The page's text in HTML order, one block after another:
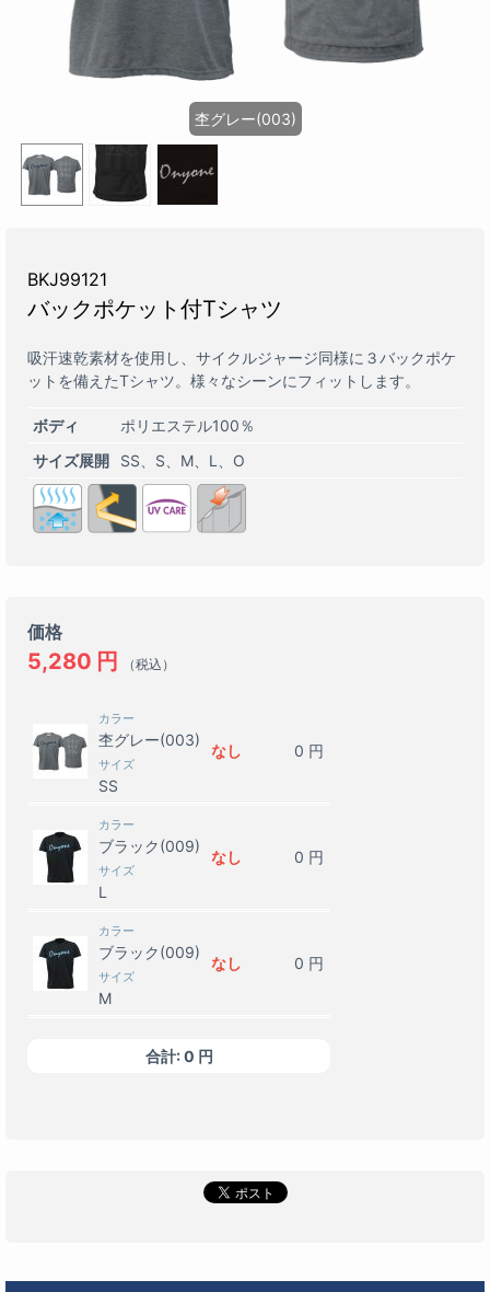
杢グレー(003)
BKJ99121
バックポケット付Tシャツ
吸汗速乾素材を使用し、サイクルジャージ同様に３バックポケ
ットを備えたTシャツ。様々なシーンにフィットします。
ボディ
ポリエステル100％
サイズ展開
SS S M L O
価格
5,280 円 （税込）
カラー
杢グレー(003)
サイズ
SS
なし 0 円
カラー
ブラック(009)
サイズ
L
なし 0 円
カラー
ブラック(009)
サイズ
M
なし 0 円
ブラック(009)
なし
なし 0円
合計:0 円